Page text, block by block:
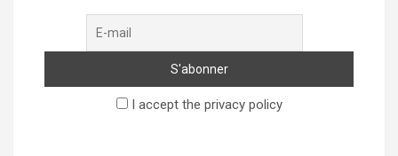
I accept the privacy policy